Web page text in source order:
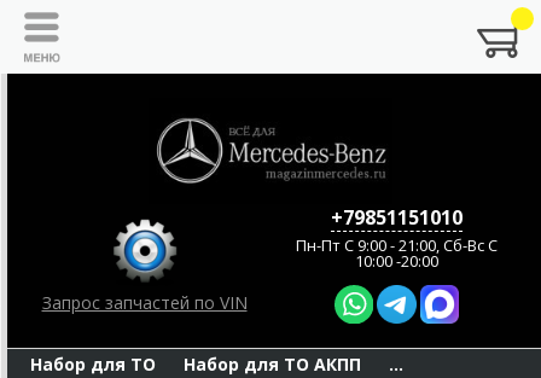
Запрос запчастей по VIN
+79851151010
Пн-Пт C 9:00 - 21:00, Сб-Вс С
10:00 -20:00
Набор для ТО Набор для ТО АКПП ...